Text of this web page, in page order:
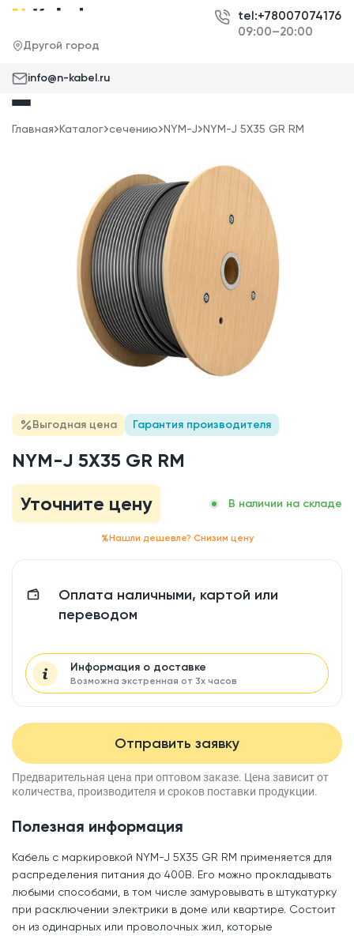
Другой город
tel:+78007074176
09:00–20:00
info@n-kabel.ru
Главная Каталог сечению NYM-J NYM-J 5X35 GR RM
Выгодная цена Гарантия производителя
NYM-J 5X35 GR RM
Уточните цену
В наличии на складе
Нашли дешевле? Снизим цену
Отправить заявку
Предварительная цена при оптовом заказе. Цена зависит от
количества, производителя и сроков поставки продукции.
Оплата наличными, картой или
переводом
Информация о доставке
Возможна экстренная от 3х часов
Полезная информация
Кабель с маркировкой NYM-J 5X35 GR RM применяется для
распределения питания до 400В. Его можно прокладывать
любыми способами, в том числе замуровывать в штукатурку
при расключении электрики в доме или квартире. Состоит
он из одинарных или проволочных жил, которые